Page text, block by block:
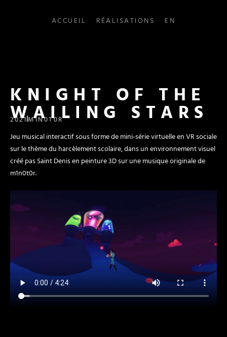
ACCUEIL RÉALISATIONS EN
KNIGHT OF THE
WAILING STARS
2021M1N0T0R
Jeu musical interactif sous forme de mini-série virtuelle en VR sociale
sur le thème du harcèlement scolaire, dans un environnement visuel
créé pas Saint Denis en peinture 3D sur une musique originale de
m1n0t0r.